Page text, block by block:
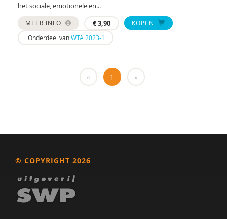
AMC/de Bascule
Jojanneke Bastiaansen
Sander Begeer
E.M.A. Blijd-Hoogewys
Latha Boland
Albert Boon
het sociale, emotionele en...
MEER INFO €3,90
KOPEN
Onderdeel vanWTA 2023-1
« 1 »
© COPYRIGHT 2026